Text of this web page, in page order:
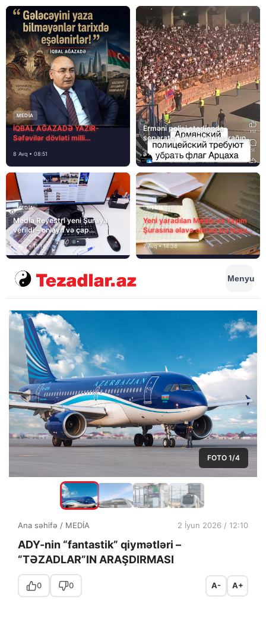
MEDİA
İQBAL AĞAZADƏ YAZIR-
Səfəvilər dövləti milli
8 Avq • 08:51
Erməni polisi stadionda
separatçı “Artsax”ın bayrağını
müsadirə etdi və…
8 Avq • 08:39
MEDİA
Media Reyestri yeni Şuraya
verildi – onlayn və çap
mediasını nə gözləyir?
7 Avq • 15:14
MEDİA
Yeni yaradılan Media və Yayım
Şurasına əlavə olaraq bu hüquq
və vəzifələr də verilib
7 Avq • 14:38
Menyu
FOTO 1/4
Ana səhifə / MEDİA 2 İyun 2026 / 12:10
ADY-nin “fantastik” qiymətləri –
“TƏZADLAR”IN ARAŞDIRMASI
0 0 A- A+